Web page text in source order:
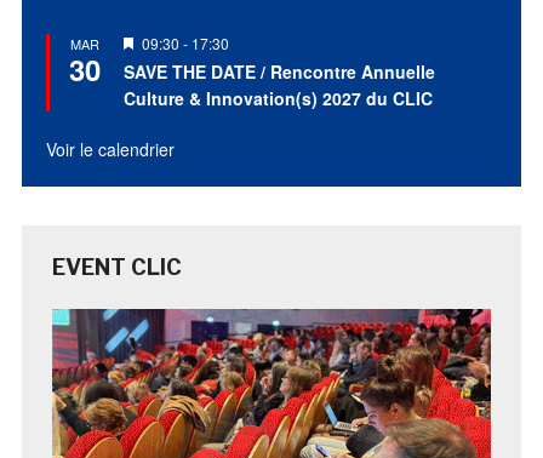
MAR
30
Mis
en
avant
09:30 - 17:30
SAVE THE DATE / Rencontre Annuelle
Culture & Innovation(s) 2027 du CLIC
Voir le calendrier
EVENT CLIC